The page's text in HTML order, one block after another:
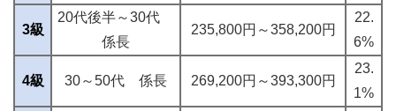
3級
20代後半～30代
係長
235,800円～358,200円
22.
6%
4級 30～50代 係長 269,200円～393,300円
23.
1%